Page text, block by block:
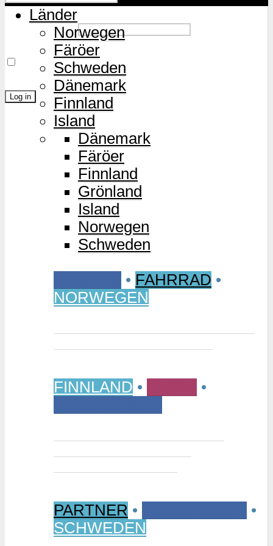
Password
Remember Me
Lost Password?
Länder
Norwegen
Färöer
Schweden
Dänemark
Finnland
Island
Dänemark
Färöer
Finnland
Grönland
Island
Norwegen
Schweden
• FAHRRAD •
NORWEGEN
FINNLAND •
•
PARTNER •
•
SCHWEDEN